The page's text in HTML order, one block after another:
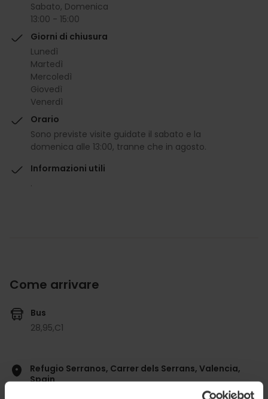
Sabato, Domenica
13:00 - 15:00
Giorni di chiusura
Lunedì
Martedì
Mercoledì
Giovedì
Venerdì
Orario
Sono previste visite guidate il sabato e la
domenica alle 13:00, tranne che in agosto.
Informazioni utili
.
Come arrivare
Bus
28,95,C1
Refugio Serranos, Carrer dels Serrans, Valencia,
Spain